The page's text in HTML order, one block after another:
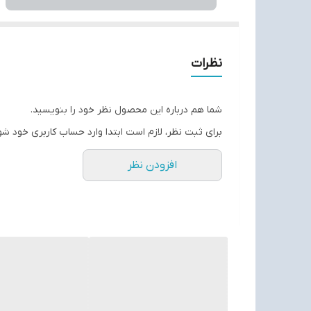
نظرات
شما هم درباره این محصول نظر خود را بنویسید.
برای ثبت نظر، لازم است ابتدا وارد حساب کاربری خود
افزودن نظر